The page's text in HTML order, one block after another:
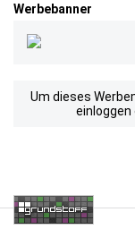
Werbebanner
Um dieses
einloggen